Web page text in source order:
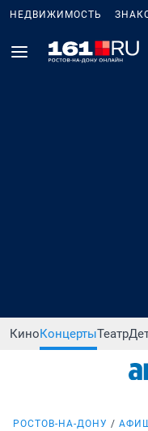
НЕДВИЖИМОСТЬ
КиноКонцертыТеатр
РОСТОВ-НА-ДОНУ